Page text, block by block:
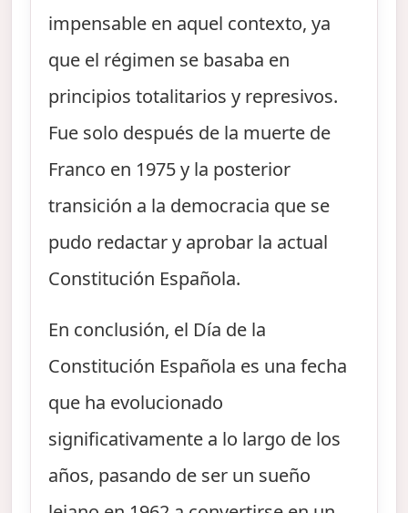
impensable en aquel contexto, ya
que el régimen se basaba en
principios totalitarios y represivos.
Fue solo después de la muerte de
Franco en 1975 y la posterior
transición a la democracia que se
pudo redactar y aprobar la actual
Constitución Española.
En conclusión, el Día de la
Constitución Española es una fecha
que ha evolucionado
significativamente a lo largo de los
años, pasando de ser un sueño